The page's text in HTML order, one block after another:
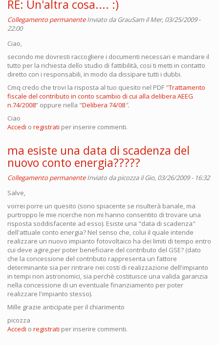
RE: Un'altra cosa.... :)
Collegamento permanente Inviato daGrauSamil Mer, 03/25/2009 -
22:00
Ciao,
secondo me dovresti raccogliere i documenti necessari e mandare il
tutto per la richiesta dello studio di fattibilità, cosi ti metti in contatto
diretto con i responsabili, in modo da dissipare tutti i dubbi.
Cmq credo che trovi la risposta al tuo quesito nel PDF "Trattamento
fiscale del contributo in conto scambio di cui alla delibera AEEG
n.74/2008” oppure nella "Delibera 74/08".
Ciao
Accedi o registrati per inserire commenti.
ma esiste una data di scadenza del
nuovo conto energia?????
Collegamento permanente Inviato dapicozzail Gio, 03/26/2009 - 16:32
Salve,
vorrei porre un quesito (sono spiacente se risulterà banale, ma
purtroppo le mie ricerche non mi hanno consentito di trovare una
risposta soddisfacente ad esso). Esiste una "data di scadenza"
dell'attuale conto energia? Nel senso che, colui il quale intende
realizzare un nuovo impianto fotovoltaico ha dei limiti di tempo entro
cui deve agire,per poter beneficiare del contributo del GSE? (dato
che la concessione del contributo rappresenta un fattore
determinante sia per rintrare nei costi di realizzazione dell'impianto
in tempi non astronomici, sia perchè costituisce una valida garanzia
nella concessione di un eventuale finanziamento per poter
realizzare l'impianto stesso).
Mille grazie anticipate per il chiarimento
picozza
Accedi o registrati per inserire commenti.